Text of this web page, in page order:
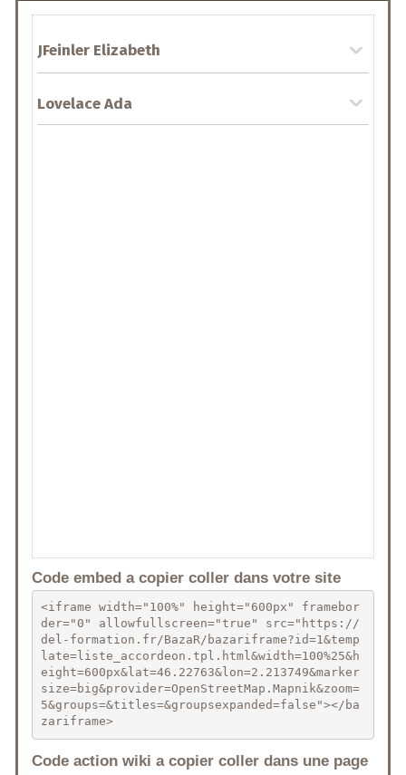
Code embed a copier coller dans votre site
<iframe width="100%" height="600px" framebor
der="0" allowfullscreen="true" src="https://
del-formation.fr/BazaR/bazariframe?id=1&temp
late=liste_accordeon.tpl.html&width=100%25&h
eight=600px&lat=46.22763&lon=2.213749&marker
size=big&provider=OpenStreetMap.Mapnik&zoom=
5&groups=&titles=&groupsexpanded=false"></ba
zariframe>
Code action wiki a copier coller dans une page